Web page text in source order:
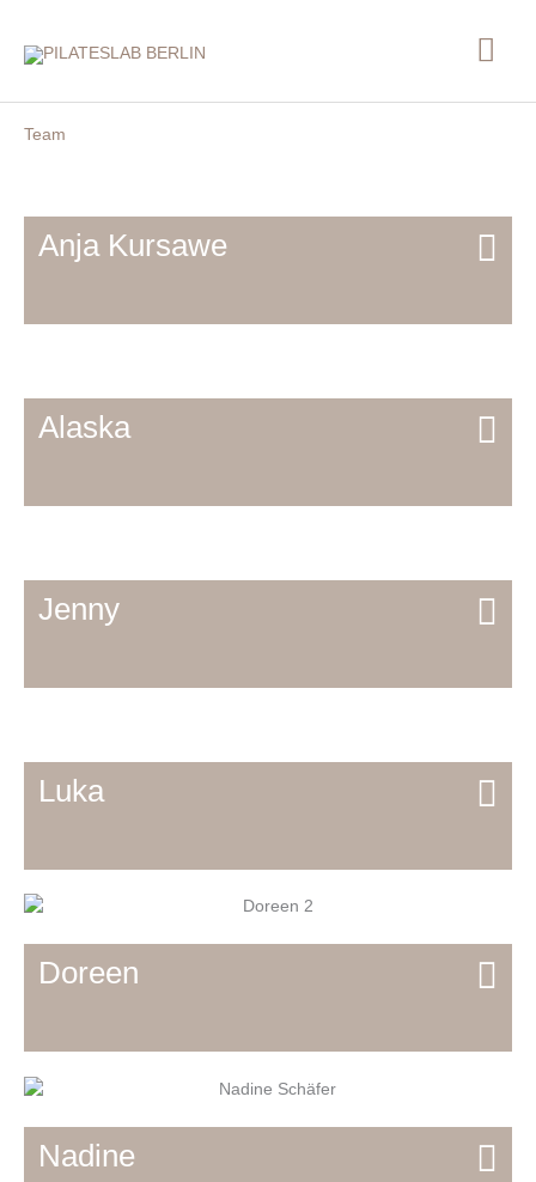
springen
Team
Anja Kursawe
Alaska
Jenny
Luka
Doreen
Nadine